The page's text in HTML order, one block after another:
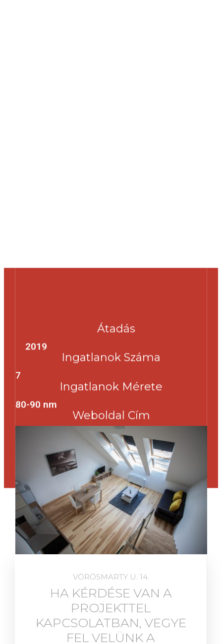
Átadás
2019
Ingatlanok Száma
7
Ingatlanok Mérete
80-90 nm
Weboldal Cím
VÖRÖSMARTY U. 14.
HA KÉRDÉSE VAN A
PROJEKTTEL
KAPCSOLATBAN, VEGYE
FEL VELÜNK A